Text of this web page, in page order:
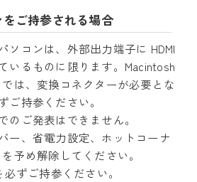
ご持参される場合
ソコンは、外部出力端子に HDMI
いるものに限ります。Macintosh
は、変換コネクターが必要とな
ご持参ください。
のご発表はできません。
ー、省電力設定、ホットコーナ
予め解除してください。
ずご持参ください。